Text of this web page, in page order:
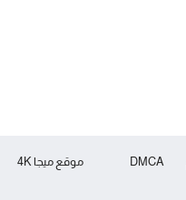
موقع ميجا 4K DMCA